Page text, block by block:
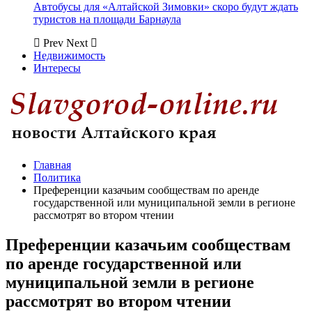
Автобусы для «Алтайской Зимовки» скоро будут ждать
туристов на площади Барнаула
Prev Next
Недвижимость
Интересы
Главная
Политика
Преференции казачьим сообществам по аренде
государственной или муниципальной земли в регионе
рассмотрят во втором чтении
Преференции казачьим сообществам
по аренде государственной или
муниципальной земли в регионе
рассмотрят во втором чтении